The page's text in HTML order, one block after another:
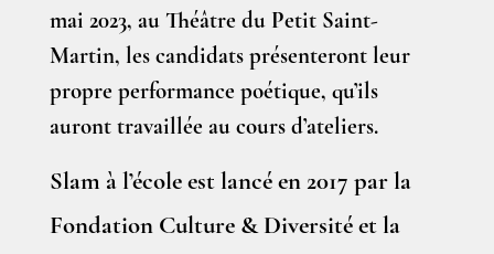
mai 2023, au Théâtre du Petit Saint-
Martin, les candidats présenteront leur
propre performance poétique, qu’ils
auront travaillée au cours d’ateliers.
Slam à l’école est lancé en 2017 par la
Fondation Culture & Diversité et la